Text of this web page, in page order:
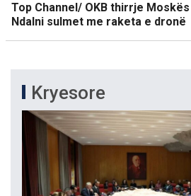
Top Channel/ OKB thirrje
Ndalni sulmet me raketa e dronë
Kryesore